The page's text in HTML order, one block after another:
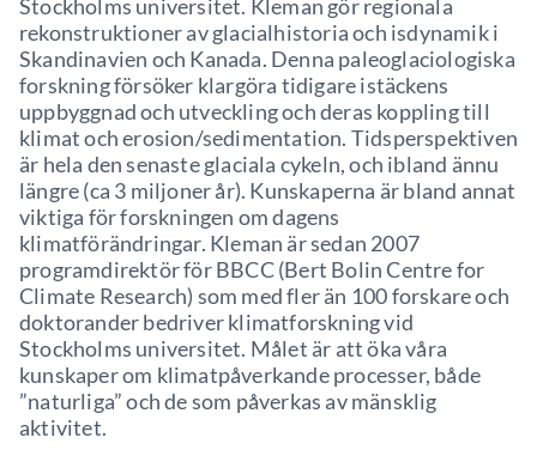
Stockholms universitet. Kleman gör regionala
rekonstruktioner av glacialhistoria och isdynamik i
Skandinavien och Kanada. Denna paleoglaciologiska
forskning försöker klargöra tidigare istäckens
uppbyggnad och utveckling och deras koppling till
klimat och erosion/sedimentation. Tidsperspektiven
är hela den senaste glaciala cykeln, och ibland ännu
längre (ca 3 miljoner år). Kunskaperna är bland annat
viktiga för forskningen om dagens
klimatförändringar. Kleman är sedan 2007
programdirektör för BBCC (Bert Bolin Centre for
Climate Research) som med fler än 100 forskare och
doktorander bedriver klimatforskning vid
Stockholms universitet. Målet är att öka våra
kunskaper om klimatpåverkande processer, både
”naturliga” och de som påverkas av mänsklig
aktivitet.